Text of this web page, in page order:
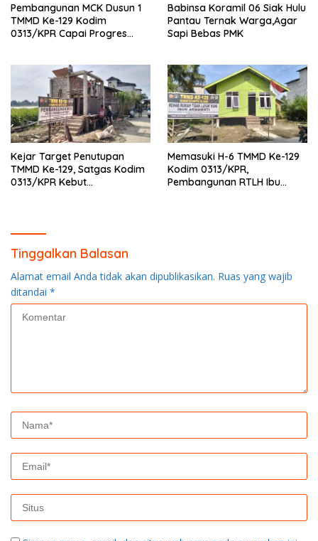
Pembangunan MCK Dusun 1
TMMD Ke-129 Kodim
0313/KPR Capai Progres
Babinsa Koramil 06 Siak Hulu
Pantau Ternak Warga,Agar
Sapi Bebas PMK
Kejar Target Penutupan
TMMD Ke-129, Satgas Kodim
0313/KPR Kebut
Memasuki H-6 TMMD Ke-129
Kodim 0313/KPR,
Pembangunan RTLH Ibu
Tinggalkan Balasan
Alamat email Anda tidak akan dipublikasikan. Ruas yang wajib
ditandai *